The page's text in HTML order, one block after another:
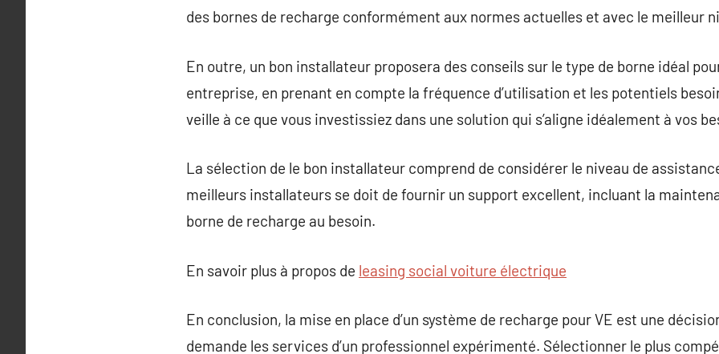
des bornes de recharge conformément aux normes actuelles et avec le meilleur
En outre, un bon installateur proposera des conseils sur le type de borne idéal
entreprise, en prenant en compte la fréquence d’utilisation et les potentiels
veille à ce que vous investissiez dans une solution qui s’aligne idéalement à vos
La sélection de le bon installateur comprend de considérer le niveau de
meilleurs installateurs se doit de fournir un support excellent, incluant la
borne de recharge au besoin.
En savoir plus à propos de leasing social voiture électrique
En conclusion, la mise en place d’un système de recharge pour VE est une
demande les services d’un professionnel expérimenté. Sélectionner le plus